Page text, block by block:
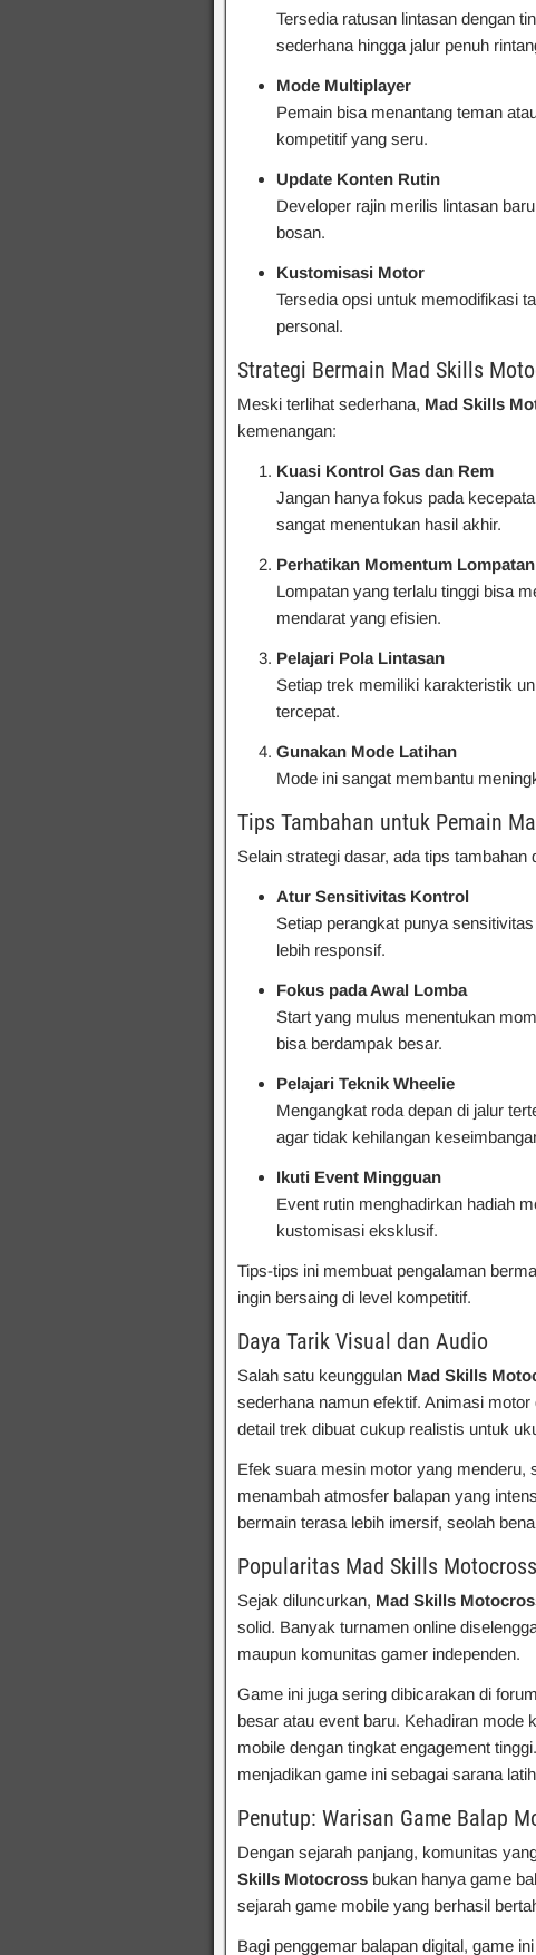
Tersedia ratusan lintasan dengan
sederhana hingga jalur penuh
Mode Multiplayer
Pemain bisa menantang teman
kompetitif yang seru.
Update Konten Rutin
Developer rajin merilis lintasan
bosan.
Kustomisasi Motor
Tersedia opsi untuk memodifikasi
personal.
Strategi Bermain Mad Skills
Meski terlihat sederhana, Mad Skills
kemenangan:
Kuasi Kontrol Gas dan Rem
Jangan hanya fokus pada
sangat menentukan hasil akhir.
Perhatikan Momentum Lompatan
Lompatan yang terlalu tinggi bisa
mendarat yang efisien.
Pelajari Pola Lintasan
Setiap trek memiliki karakteristik
tercepat.
Gunakan Mode Latihan
Mode ini sangat membantu
Tips Tambahan untuk Pemain
Selain strategi dasar, ada tips
Atur Sensitivitas Kontrol
Setiap perangkat punya
lebih responsif.
Fokus pada Awal Lomba
Start yang mulus menentukan
bisa berdampak besar.
Pelajari Teknik Wheelie
Mengangkat roda depan di jalur
agar tidak kehilangan
Ikuti Event Mingguan
Event rutin menghadirkan hadiah
kustomisasi eksklusif.
Tips-tips ini membuat pengalaman
ingin bersaing di level kompetitif.
Daya Tarik Visual dan Audio
Salah satu keunggulan Mad Skills
sederhana namun efektif. Animasi
detail trek dibuat cukup realistis untuk
Efek suara mesin motor yang menderu,
menambah atmosfer balapan yang
bermain terasa lebih imersif, seolah
Popularitas Mad Skills
Sejak diluncurkan, Mad Skills
solid. Banyak turnamen online
maupun komunitas gamer independen.
Game ini juga sering dibicarakan di
besar atau event baru. Kehadiran mode
mobile dengan tingkat engagement
menjadikan game ini sebagai sarana
Penutup: Warisan Game Balap
Dengan sejarah panjang, komunitas
Skills Motocross bukan hanya game
sejarah game mobile yang berhasil
Bagi penggemar balapan digital, game